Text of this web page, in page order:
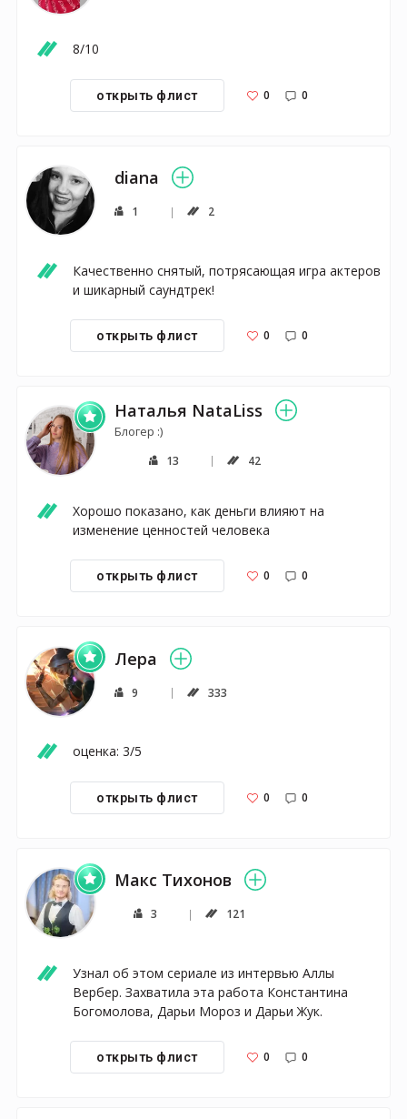
8/10
открыть флист 0 0
diana
1 2
Качественно снятый, потрясающая игра актеров
и шикарный саундтрек!
открыть флист 0 0
Наталья NataLiss
Блогер :)
13 42
Хорошо показано, как деньги влияют на
изменение ценностей человека
открыть флист 0 0
Лера
9 333
оценка: 3/5
открыть флист 0 0
Макс Тихонов
3 121
Узнал об этом сериале из интервью Аллы
Вербер. Захватила эта работа Константина
Богомолова, Дарьи Мороз и Дарьи Жук.
открыть флист 0 0